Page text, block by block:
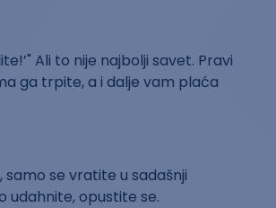
Ali to nije najbolji savet. Pravi
ga trpite, a i dalje vam plaća
se vratite u sadašnji
udahnite, opustite se.